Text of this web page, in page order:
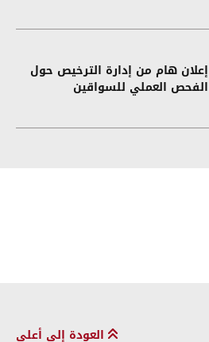
إعلان هام من إدارة الترخيص حول
الفحص العملي للسواقين
العودة إلى أعلى